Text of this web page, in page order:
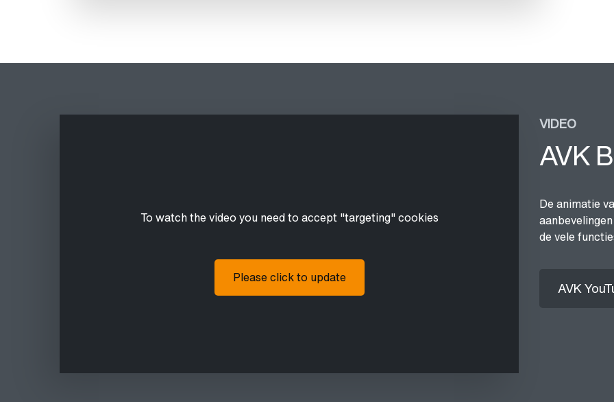
To watch the video you need to accept "targeting" cookies
Please click to update
VIDEO
AVK
De animatie
de vele
AVK